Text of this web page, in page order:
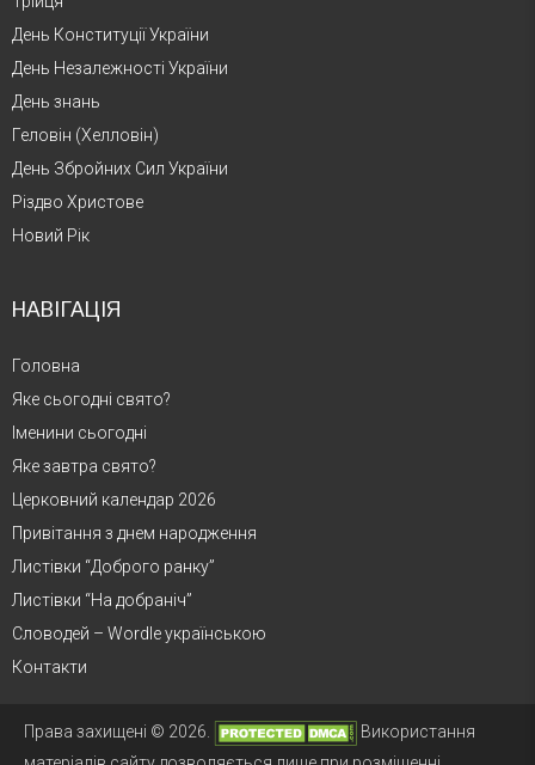
День Конституції України
День Незалежності України
День знань
Геловін (Хелловін)
День Збройних Сил України
Різдво Христове
Новий Рік
НАВІГАЦІЯ
Головна
Яке сьогодні свято?
Іменини сьогодні
Яке завтра свято?
Церковний календар 2026
Привітання з днем народження
Листівки “Доброго ранку”
Листівки “На добраніч”
Словодей – Wordle українською
Контакти
Права захищені © 2026.
Використання